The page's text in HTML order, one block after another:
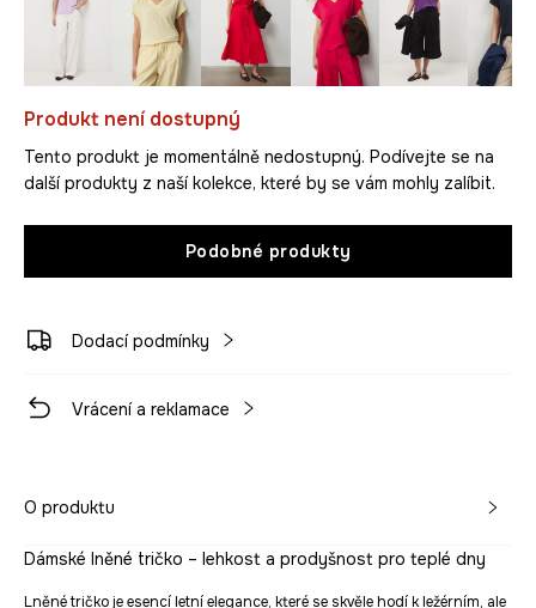
Produkt není dostupný
Tento produkt je momentálně nedostupný. Podívejte se na
další produkty z naší kolekce, které by se vám mohly zalíbit.
Podobné produkty
Dodací podmínky
Vrácení a reklamace
O produktu
Dámské lněné tričko – lehkost a prodyšnost pro teplé dny
Lněné tričko je esencí letní elegance, které se skvěle hodí k ležérním, ale